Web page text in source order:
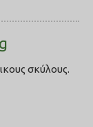
σκύλους.